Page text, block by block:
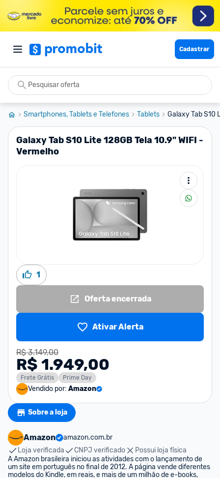
Cadastrar
Smartphones, Tablets e Telefones Tablets Galaxy Tab S10
Galaxy Tab S10 Lite 128GB Tela 10.9" WIFI -
Vermelho
1
Oferta encerrada
Ativar Alerta
R$ 3.149,00
R$ 1.949,00
Frete Grátis Prime Day
Vendido por: Amazon
Sobre a loja
Amazon
amazon.com.br
Loja verificada
CNPJ verificado
Possui loja física
A Amazon brasileira iniciou as atividades com o lançamento de
um site em português no final de 2012. A página vende diferentes
modelos do Kindle, em reais, e mais de um milhão de e-books,